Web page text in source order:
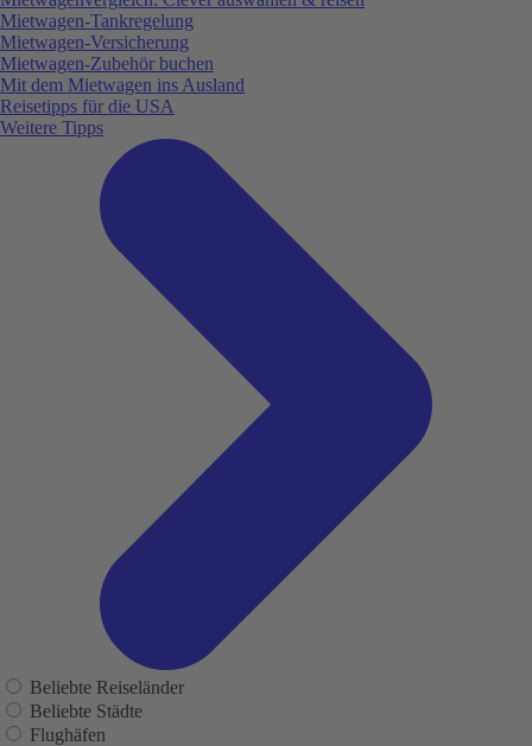
Mietwagen-Tankregelung
Mietwagen-Versicherung
Mietwagen-Zubehör buchen
Mit dem Mietwagen ins Ausland
Reisetipps für die USA
Weitere Tipps
Beliebte Reiseländer
Beliebte Städte
Flughäfen